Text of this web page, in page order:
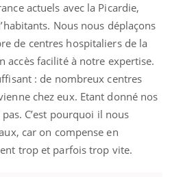
actuels avec la Picardie,
Nous nous déplaçons
de centres hospitaliers de la
accès facilité à notre expertise.
: de nombreux centres
chez eux. Etant donné nos
C’est pourquoi il nous
car on compense en
trop et parfois trop vite.